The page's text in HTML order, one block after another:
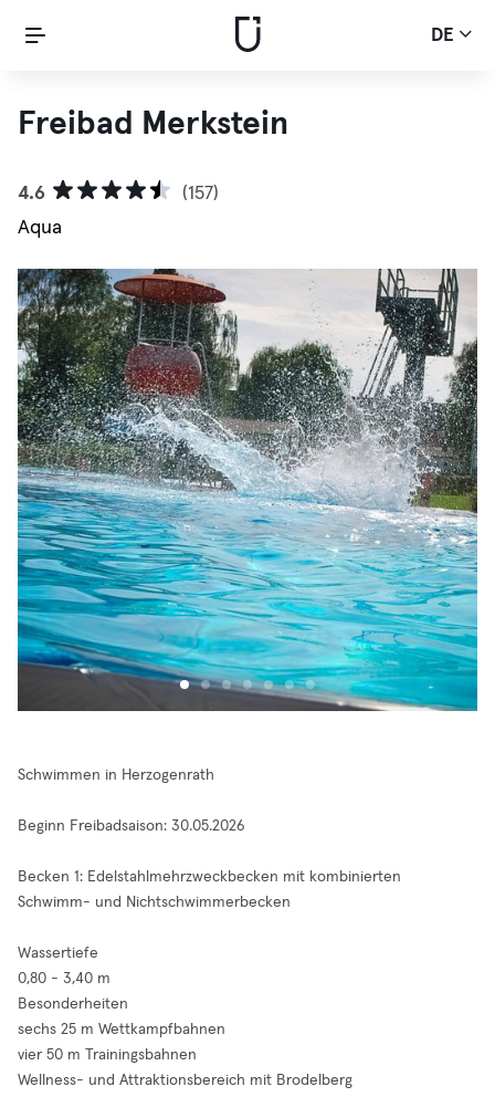
DE
Freibad Merkstein
4.6
(157)
Aqua
Schwimmen in Herzogenrath
Beginn Freibadsaison: 30.05.2026
Becken 1: Edelstahlmehrzweckbecken mit kombinierten
Schwimm- und Nichtschwimmerbecken
Wassertiefe
0,80 - 3,40 m
Besonderheiten
sechs 25 m Wettkampfbahnen
vier 50 m Trainingsbahnen
Wellness- und Attraktionsbereich mit Brodelberg